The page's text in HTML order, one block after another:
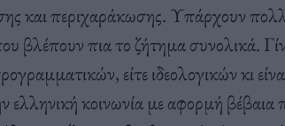
και περιχαράκωσης. Υπάρχουν
βλέπουν πια το ζήτημα συνολικά.
είτε ιδεολογικών κι
ελληνική κοινωνία με αφορμή